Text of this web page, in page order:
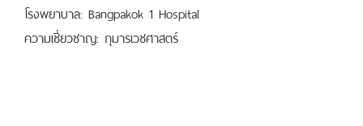
โรงพยาบาล: Bangpakok 1 Hospital
ความเชี่ยวชาญ: กุมารเวชศาสตร์